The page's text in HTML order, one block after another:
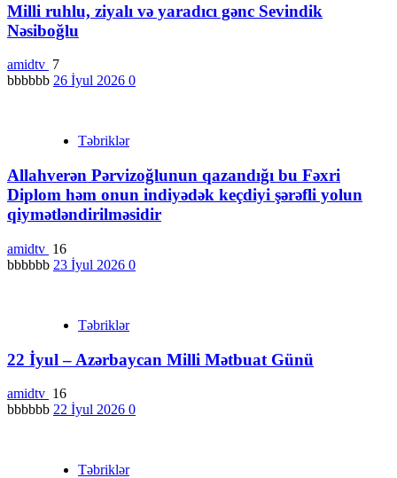
Milli ruhlu, ziyalı və yaradıcı gənc Sevindik
Nəsiboğlu
amidtv 7
bbbbbb 26 İyul 2026 0
Təbriklər
Allahverən Pərvizoğlunun qazandığı bu Fəxri
Diplom həm onun indiyədək keçdiyi şərəfli yolun
qiymətləndirilməsidir
amidtv 16
bbbbbb 23 İyul 2026 0
Təbriklər
22 İyul – Azərbaycan Milli Mətbuat Günü
amidtv 16
bbbbbb 22 İyul 2026 0
Təbriklər